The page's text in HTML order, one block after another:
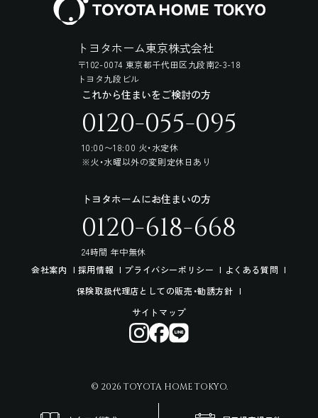
トヨタホーム東京株式会社
〒102-0074 東京都千代田区九段南2-3-18
トヨタ九段ビル
これから住まいをご検討の方
0120-055-095
10:00〜18:00 火・水定休
※火・水曜以外の変則定休日あり
トヨタホームにお住まいの方
0120-618-668
24時間 年中無休
会社案内
採用情報 プライバシーポリシー
よくある質問
保険取扱代理店としての販売・勧誘方針
サイトマップ
© 2026 TOYOTA HOME TOKYO.